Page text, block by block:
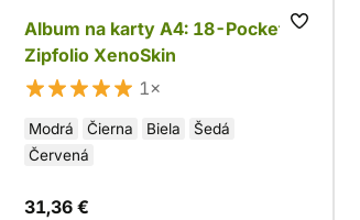
Album na karty A4: 18-Pocket
Zipfolio XenoSkin
1×
Modrá Čierna Biela
Šedá
Červená
31,36 €